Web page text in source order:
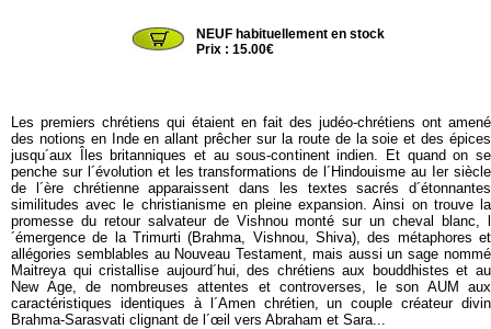
NEUF habituellement en stock
Prix : 15.00€
Les premiers chrétiens qui étaient en fait des judéo-chrétiens ont amené
des notions en Inde en allant prêcher sur la route de la soie et des épices
jusqu´aux Îles britanniques et au sous-continent indien. Et quand on se
penche sur l´évolution et les transformations de l´Hindouisme au Ier siècle
de l´ère chrétienne apparaissent dans les textes sacrés d´étonnantes
similitudes avec le christianisme en pleine expansion. Ainsi on trouve la
promesse du retour salvateur de Vishnou monté sur un cheval blanc, l
´émergence de la Trimurti (Brahma, Vishnou, Shiva), des métaphores et
allégories semblables au Nouveau Testament, mais aussi un sage nommé
Maitreya qui cristallise aujourd´hui, des chrétiens aux bouddhistes et au
New Age, de nombreuses attentes et controverses, le son AUM aux
caractéristiques identiques à l´Amen chrétien, un couple créateur divin
Brahma-Sarasvati clignant de l´œil vers Abraham et Sara...